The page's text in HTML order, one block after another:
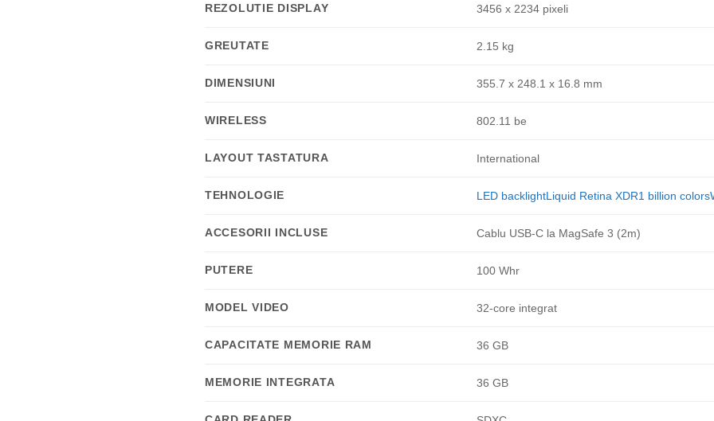
REZOLUTIE DISPLAY 3456 x 2234 pixeli
GREUTATE 2.15 kg
DIMENSIUNI 355.7 x 248.1 x 16.8 mm
WIRELESS 802.11 be
LAYOUT TASTATURA International
TEHNOLOGIE LED backlightLiquid Retina XDR1 billion
ACCESORII INCLUSE Cablu USB-C la MagSafe 3 (2m)
PUTERE 100 Whr
MODEL VIDEO 32-core integrat
CAPACITATE MEMORIE RAM 36 GB
MEMORIE INTEGRATA 36 GB